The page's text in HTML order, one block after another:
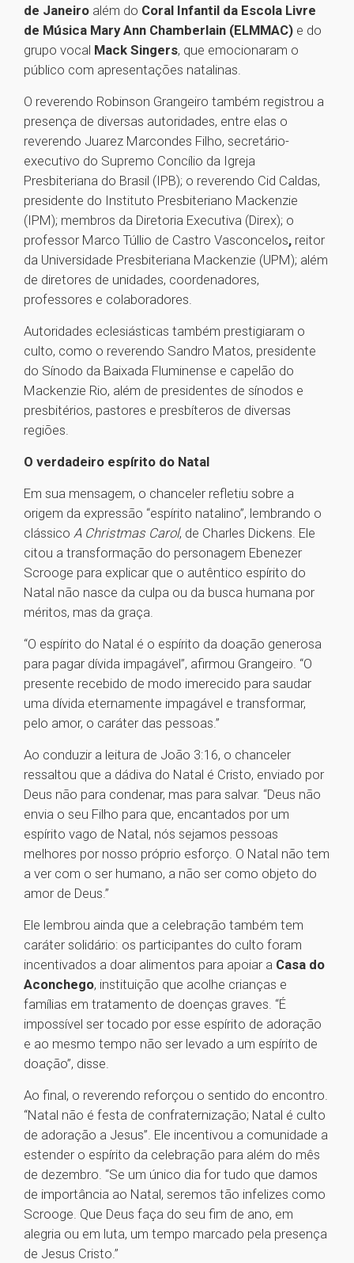
de Janeiro além do Coral Infantil da Escola Livre
de Música Mary Ann Chamberlain (ELMMAC) e do
grupo vocal Mack Singers, que emocionaram o
público com apresentações natalinas.
O reverendo Robinson Grangeiro também registrou a
presença de diversas autoridades, entre elas o
reverendo Juarez Marcondes Filho, secretário-
executivo do Supremo Concílio da Igreja
Presbiteriana do Brasil (IPB); o reverendo Cid Caldas,
presidente do Instituto Presbiteriano Mackenzie
(IPM); membros da Diretoria Executiva (Direx); o
professor Marco Túllio de Castro Vasconcelos, reitor
da Universidade Presbiteriana Mackenzie (UPM); além
de diretores de unidades, coordenadores,
professores e colaboradores.
Autoridades eclesiásticas também prestigiaram o
culto, como o reverendo Sandro Matos, presidente
do Sínodo da Baixada Fluminense e capelão do
Mackenzie Rio, além de presidentes de sínodos e
presbitérios, pastores e presbíteros de diversas
regiões.
O verdadeiro espírito do Natal
Em sua mensagem, o chanceler refletiu sobre a
origem da expressão “espírito natalino”, lembrando o
clássico A Christmas Carol, de Charles Dickens. Ele
citou a transformação do personagem Ebenezer
Scrooge para explicar que o autêntico espírito do
Natal não nasce da culpa ou da busca humana por
méritos, mas da graça.
“O espírito do Natal é o espírito da doação generosa
para pagar dívida impagável”, afirmou Grangeiro. “O
presente recebido de modo imerecido para saudar
uma dívida eternamente impagável e transformar,
pelo amor, o caráter das pessoas.”
Ao conduzir a leitura de João 3:16, o chanceler
ressaltou que a dádiva do Natal é Cristo, enviado por
Deus não para condenar, mas para salvar. “Deus não
envia o seu Filho para que, encantados por um
espírito vago de Natal, nós sejamos pessoas
melhores por nosso próprio esforço. O Natal não tem
a ver com o ser humano, a não ser como objeto do
amor de Deus.”
Ele lembrou ainda que a celebração também tem
caráter solidário: os participantes do culto foram
incentivados a doar alimentos para apoiar a Casa do
Aconchego, instituição que acolhe crianças e
famílias em tratamento de doenças graves. “É
impossível ser tocado por esse espírito de adoração
e ao mesmo tempo não ser levado a um espírito de
doação”, disse.
Ao final, o reverendo reforçou o sentido do encontro.
“Natal não é festa de confraternização; Natal é culto
de adoração a Jesus”. Ele incentivou a comunidade a
estender o espírito da celebração para além do mês
de dezembro. “Se um único dia for tudo que damos
de importância ao Natal, seremos tão infelizes como
Scrooge. Que Deus faça do seu fim de ano, em
alegria ou em luta, um tempo marcado pela presença
de Jesus Cristo.”